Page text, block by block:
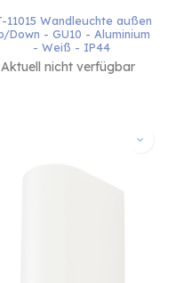
11015 Wandleuchte außen
Down - GU10 - Aluminium
- Weiß - IP44
Aktuell nicht verfügbar